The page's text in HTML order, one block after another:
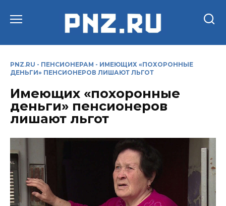
PNZ.RU - ПЕНСИОНЕРАМ - ИМЕЮЩИХ «ПОХОРОННЫЕ
ДЕНЬГИ» ПЕНСИОНЕРОВ ЛИШАЮТ ЛЬГОТ
Имеющих «похоронные
деньги» пенсионеров
лишают льгот